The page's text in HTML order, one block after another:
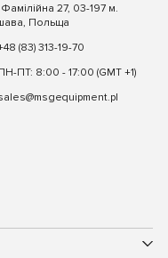
27, 03-197 м.
Польща
(83) 313-19-70
ПТ: 8:00 - 17:00 (GMT +1)